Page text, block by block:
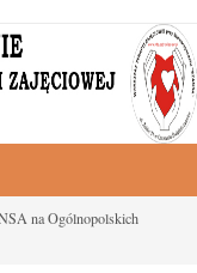
na Ogólnopolskich